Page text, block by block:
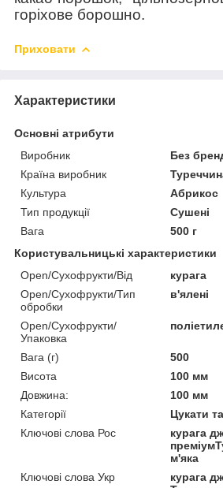
горіхове борошно.
Приховати
Характеристики
Основні атрибути
Виробник
Без
Країна виробник
Культура
Абрикос
Тип продукції
Сушені
Вага
500 г
Користувальницькі характеристики
Open/Сухофрукти/Від
курага
Open/Сухофрукти/Тип
обробки
в'ялені
Open/Сухофрукти/
Упаковка
Вага (г)
500
Висота
100 мм
Довжина:
100 мм
Категорії
Цукати
Ключові слова Рос
курага
м'яка
Ключові слова Укр
курага